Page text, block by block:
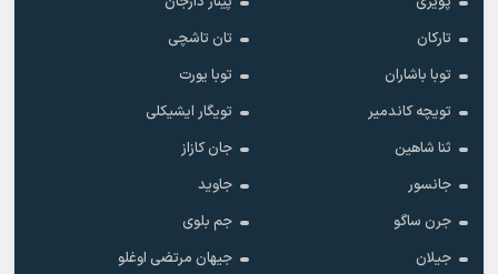
تارکان
تان تاشچی
توبا باشاران
توبا یورت
تویچه کاندمیر
تویگار ایشیکلی
ثنا شاهین
جان کازاز
جانسور
جاوید
جرن ساگو
جم بلوی
جیلان
جیهان مرتضی اوغلو